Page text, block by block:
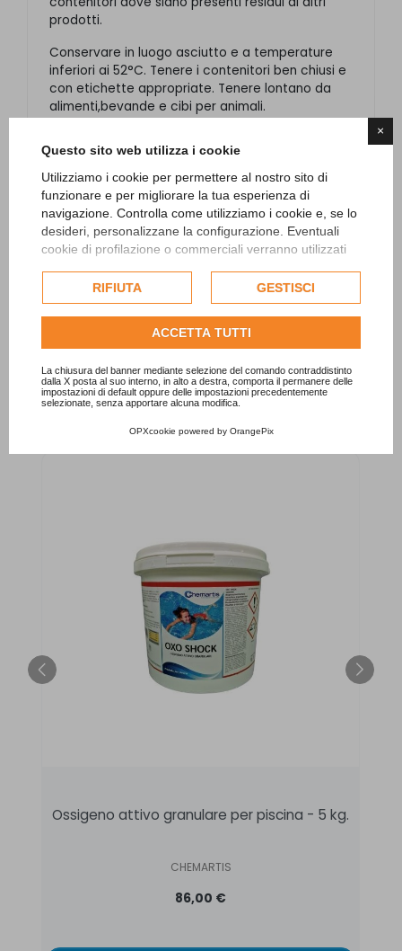
×
Questo sito web utilizza i cookie
Utilizziamo i cookie per permettere al nostro sito di
funzionare e per migliorare la tua esperienza di
navigazione. Controlla come utilizziamo i cookie e, se lo
desideri, personalizzane la configurazione. Eventuali
cookie di profilazione o commerciali verranno utilizzati
dell'utente e, se consentito, potrebbero essere utilizzati
per personalizzare gli annunci pubblicitari. Per ulteriori
informazioni su come Google utilizza i dati raccolti,
politica sulla privacy di Google
Consulta l'informativa cookie completa.
RIFIUTA GESTISCI
ACCETTA TUTTI
La chiusura del banner mediante selezione del comando contraddistinto
dalla X posta al suo interno, in alto a destra, comporta il permanere delle
impostazioni di default oppure delle impostazioni precedentemente
selezionate, senza apportare alcuna modifica.
OPXcookie powered by OrangePix
prodotti.
Conservare in luogo asciutto e a temperature
inferiori ai 52°C. Tenere i contenitori ben chiusi e
con etichette appropriate. Tenere lontano da
alimenti,bevande e cibi per animali.
con abbondante acqua e contattare il centro
antiveleni o un medico. In caso di ingestione
contattare il centro antiveleni o il medico senza
provocare il vomito.
Scheda di sicurezza inviata via email all'acquisto
ove obbligatorio o richiesto
PRODOTTI CORRELLATI E
ACCESSORI
Ossigeno attivo granulare per piscina - 5 kg.
CHEMARTIS
86,00 €